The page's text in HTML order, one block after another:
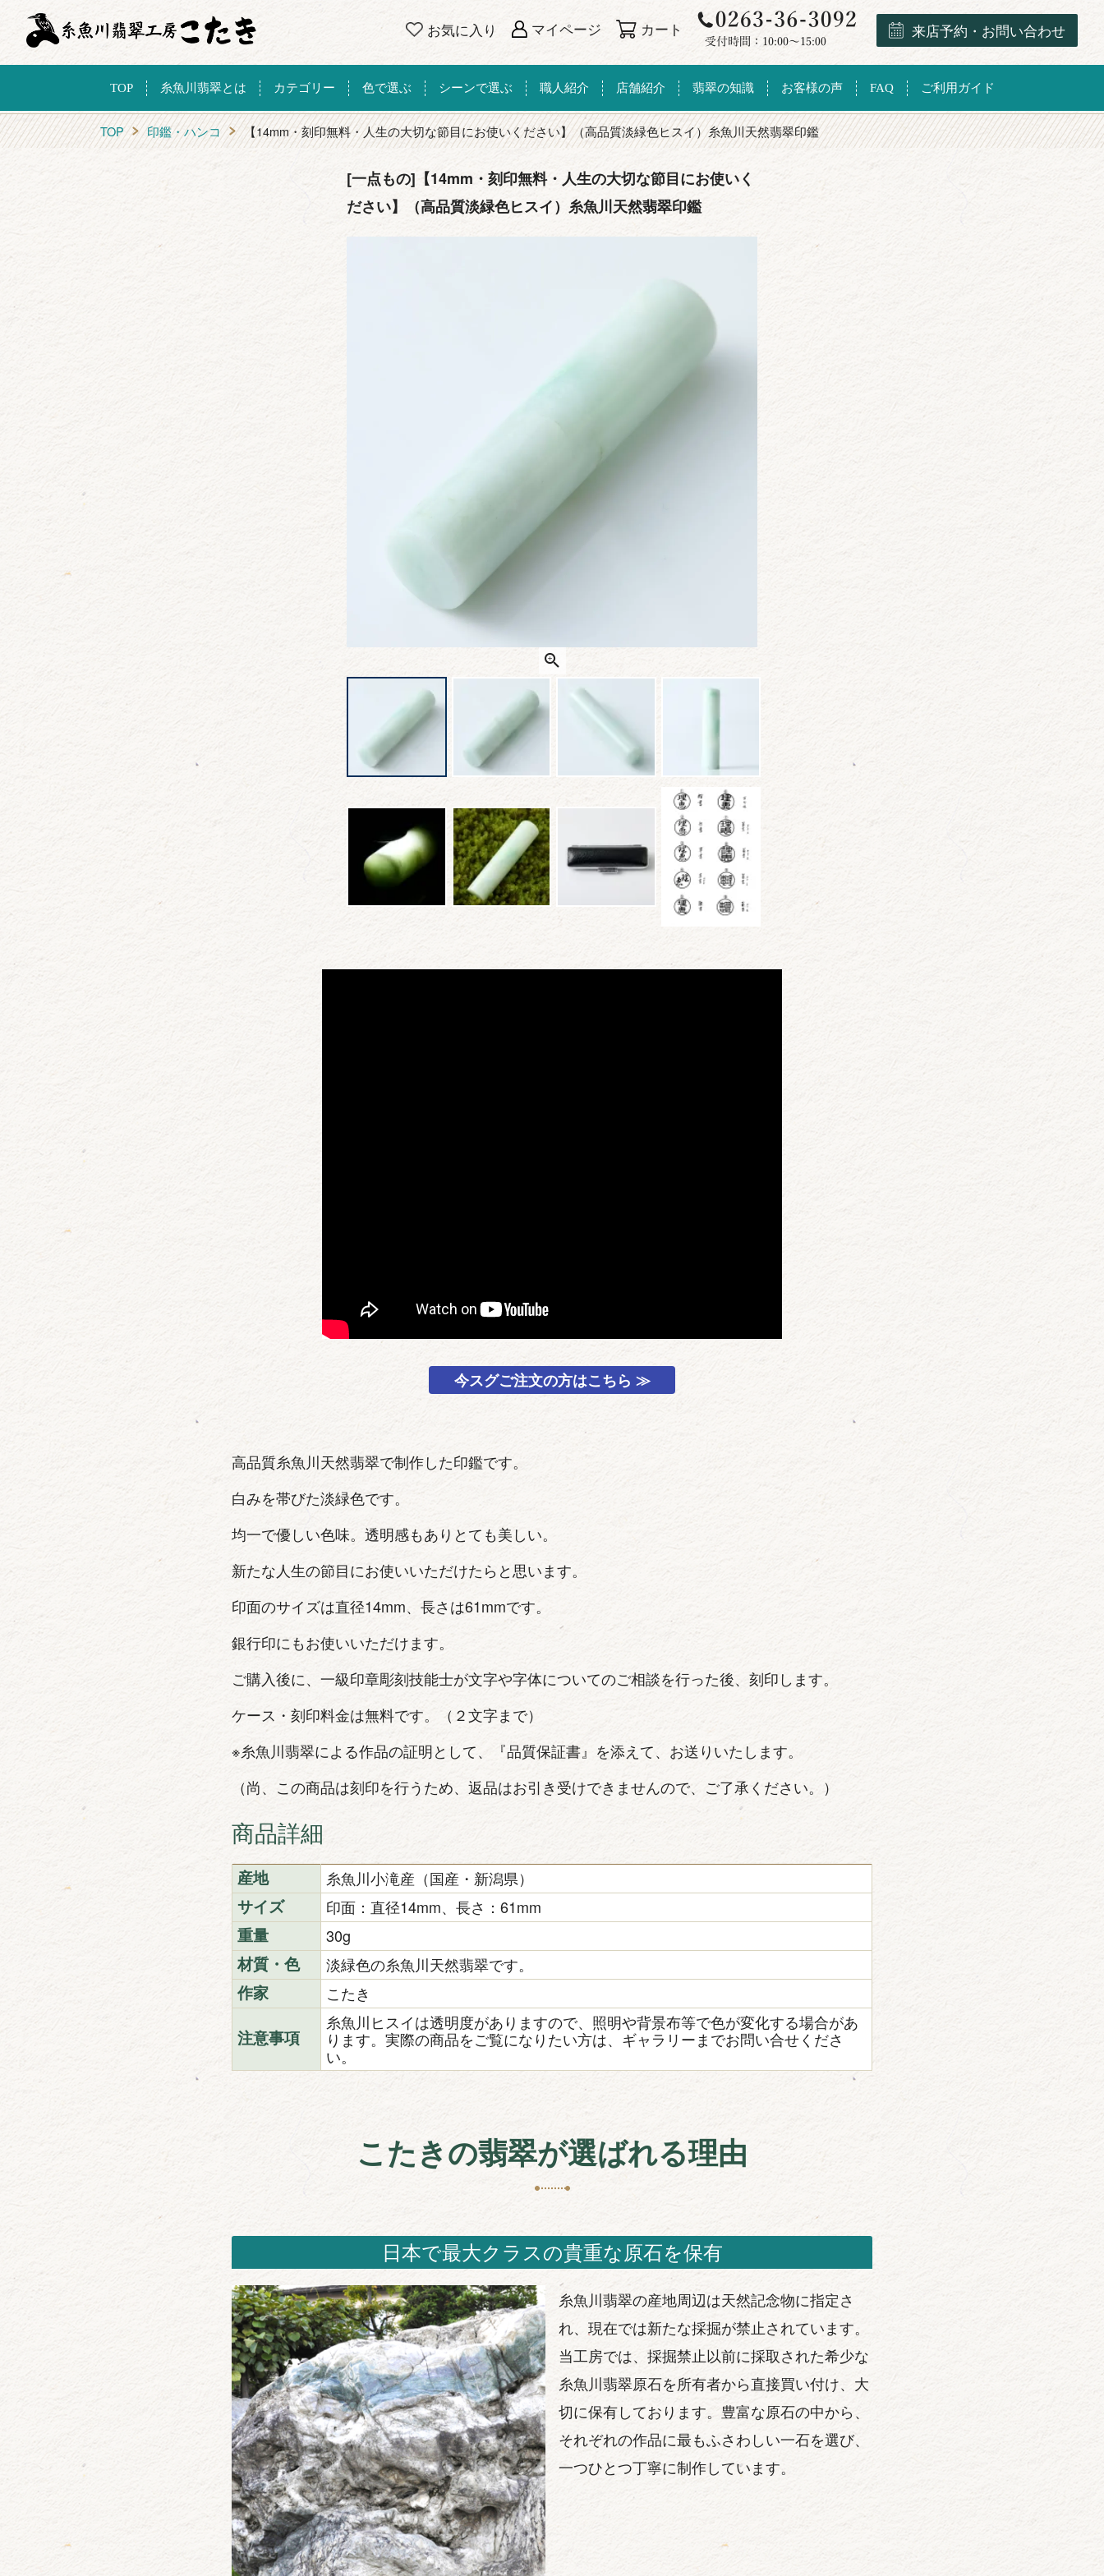
お気に入り マイページ カート 来店予約・お問い合わせ
TOP 糸魚川翡翠とは カテゴリー 色で選ぶ シーンで選ぶ 職人紹介 店舗紹介 翡翠の知識 お客様の声 FAQ ご利用ガイド
TOP 印鑑・ハンコ 【14mm・刻印無料・人生の大切な節目にお使いください】（高品質淡緑色ヒスイ）糸魚川天然翡翠印鑑
[一点もの]【14mm・刻印無料・人生の大切な節目にお使いく
ださい】（高品質淡緑色ヒスイ）糸魚川天然翡翠印鑑
今スグご注文の方はこちら ≫
高品質糸魚川天然翡翠で制作した印鑑です。
白みを帯びた淡緑色です。
均一で優しい色味。透明感もありとても美しい。
新たな人生の節目にお使いいただけたらと思います。
印面のサイズは直径14mm、長さは61mmです。
銀行印にもお使いいただけます。
ご購入後に、一級印章彫刻技能士が文字や字体についてのご相談を行った後、刻印します。
ケース・刻印料金は無料です。（２文字まで）
※糸魚川翡翠による作品の証明として、『品質保証書』を添えて、お送りいたします。
（尚、この商品は刻印を行うため、返品はお引き受けできませんので、ご了承ください。）
商品詳細
産地 糸魚川小滝産（国産・新潟県）
サイズ 印面：直径14mm、長さ：61mm
重量 30g
材質・色 淡緑色の糸魚川天然翡翠です。
作家 こたき
注意事項
糸魚川ヒスイは透明度がありますので、照明や背景布等で色が変化する場合があ
ります。実際の商品をご覧になりたい方は、ギャラリーまでお問い合せくださ
い。
こたきの翡翠が選ばれる理由
日本で最大クラスの貴重な原石を保有
糸魚川翡翠の産地周辺は天然記念物に指定さ
れ、現在では新たな採掘が禁止されています。
当工房では、採掘禁止以前に採取された希少な
糸魚川翡翠原石を所有者から直接買い付け、大
切に保有しております。豊富な原石の中から、
それぞれの作品に最もふさわしい一石を選び、
一つひとつ丁寧に制作しています。